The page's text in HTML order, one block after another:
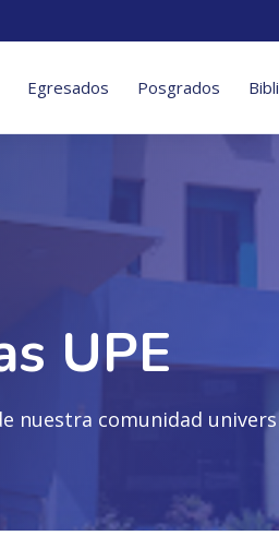
Egresados Posgrados
UPE
nuestra comunidad